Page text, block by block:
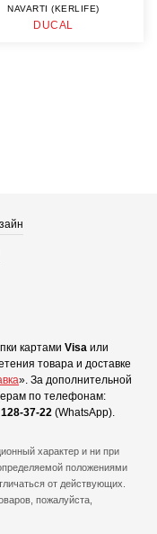
NAVARTI (KERLIFE)
DUCAL
картами Visa или
товара и доставке
». За дополнительной
по телефонам:
37-22 (WhatsApp).
характер и ни при
положениями
от действующих.
пожалуйста,